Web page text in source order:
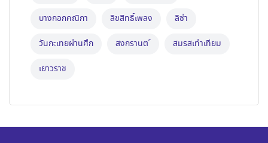
บางกอกคณิกา ลิขสิทธิ์เพลง ลิซ่า
วันกะเทยผ่านศึก สงกรานต ์ สมรสเท่าเทียม
เยาวราช